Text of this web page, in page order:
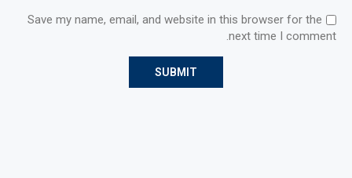
Save my name, email, and website in this browser for the
next time I comment.